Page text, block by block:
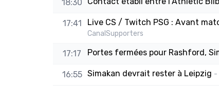
18:30
17:41 Live CS / Twitch PSG : Avant
CanalSupporters
17:17 Portes fermées pour Rashford,
16:55 Simakan devrait rester à Leipzig -